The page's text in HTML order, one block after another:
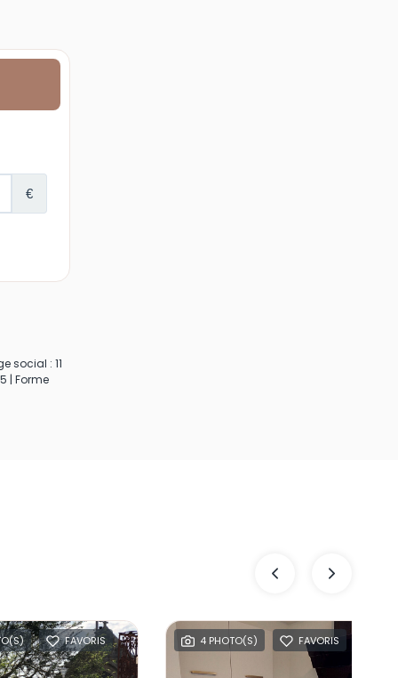
social : 11
| Forme
COMPROMIS SIGNÉ
11 PHOTO(S)
FAVORIS